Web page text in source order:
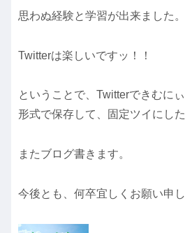
思わぬ経験と学習が出来ました。
Twitterは楽しいですッ！！
ということで、Twitterできむに
形式で保存して、固定ツイにし
またブログ書きます。
今後とも、何卒宜しくお願い申し